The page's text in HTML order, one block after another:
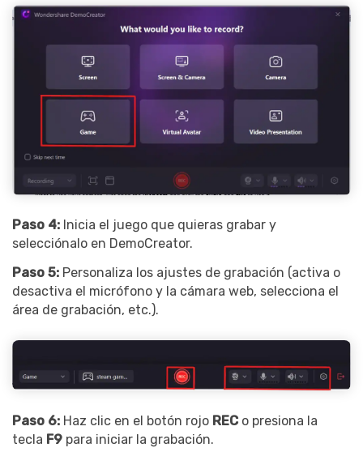
Paso 4: Inicia el juego que quieras grabar y
selecciónalo en DemoCreator.
Paso 5: Personaliza los ajustes de grabación (activa o
desactiva el micrófono y la cámara web, selecciona el
área de grabación, etc.).
Paso 6: Haz clic en el botón rojo REC o presiona la
tecla F9 para iniciar la grabación.